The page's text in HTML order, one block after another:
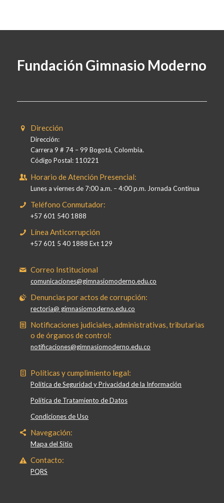
Fundación Gimnasio Moderno
Dirección
Dirección:
Carrera 9 # 74 – 99 Bogotá, Colombia.
Código Postal: 110221
Horario de Atención Presencial:
Lunes a viernes de 7:00 a.m. – 4:00 p.m. Jornada Continua
Teléfono Conmutador:
+57 601 540 1888
Línea Anticorrupción
+57 601 5 40 1888 Ext 129
Correo Institucional
comunicaciones@gimnasiomoderno.edu.co
Denuncias por actos de corrupción:
rectoria@ gimnasiomoderno.edu.co
Notificaciones judiciales, administrativas, tributarias
o de órganos de control:
notificaciones@gimnasiomoderno.edu.co
Políticas y cumplimiento legal:
Política de Seguridad y Privacidad de la Información
Política de Tratamiento de Datos
Condiciones de Uso
Navegación:
Mapa del Sitio
Contacto:
PQRS